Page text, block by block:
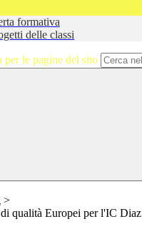
formativa
delle classi
per le pagine del sito
>
qualità Europei per l'IC Diaz